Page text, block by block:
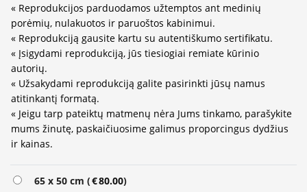
« Reprodukcijos parduodamos užtemptos ant medinių
porėmių, nulakuotos ir paruoštos kabinimui.
« Reprodukciją gausite kartu su autentiškumo sertifikatu.
« Įsigydami reprodukciją, jūs tiesiogiai remiate kūrinio
autorių.
« Užsakydami reprodukciją galite pasirinkti jūsų namus
atitinkantį formatą.
« Jeigu tarp pateiktų matmenų nėra Jums tinkamo, parašykite
mums žinutę, paskaičiuosime galimus proporcingus dydžius
ir kainas.
65 x 50 cm (€80.00)
Alternative: